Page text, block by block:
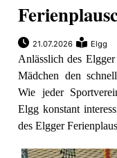
21.07.2026 Elgg
Anlässlich des
Mädchen den
Wie jeder
Elgg konstant
des Elgger